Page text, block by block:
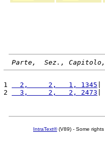
Parte,  Sez., Capitolo,
1
  2,     2,   1, 1345
2
  3,     2,   2, 2473
IntraText®(V89) - Some rights